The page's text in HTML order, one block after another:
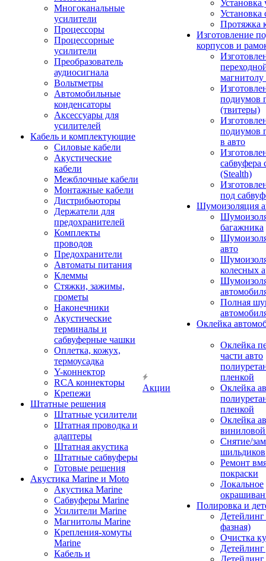
Многоканальные
усилители
Процессоры
Процессорные
усилители
Преобразователь
аудиосигнала
Вольтметры
Автомобильные
конденсаторы
Аксессуары для
усилителей
Кабель и комплектующие
Силовые кабели
Акустические
кабели
Межблочные кабели
Монтажные кабели
Дистрибьюторы
Держатели для
предохранителей
Комплекты
проводов
Предохранители
Автоматы питания
Клеммы
Стяжки, зажимы,
грометы
Наконечники
Акустические
терминалы и
сабвуферные чашки
Оплетка, кожух,
термоусадка
Y-коннектор
RCA коннекторы
Крепежи
Штатные решения
Штатные усилители
Штатная проводка и
адаптеры
Штатная акустика
Штатные сабвуферы
Готовые решения
Акустика Marine и Moto
Акустика Marine
Сабвуферы Marine
Усилители Marine
Магнитолы Marine
Крепления-хомуты
Marine
Кабель и
Акции
Установка
Установка
Протяжка
Изготовление
корпусов и
подиумов
(твитеры)
подиумов
в авто
сабвуфера
(Stealth)
под
Шумоизоляция
багажника
авто
колесных
Полная
Оклейка
Оклейка
части авто
пленкой
Оклейка
пленкой
Оклейка
Снятие/
шильдиков
Ремонт
покраски
Локальное
Полировка и
фазная)
Очистка
Детейлинг